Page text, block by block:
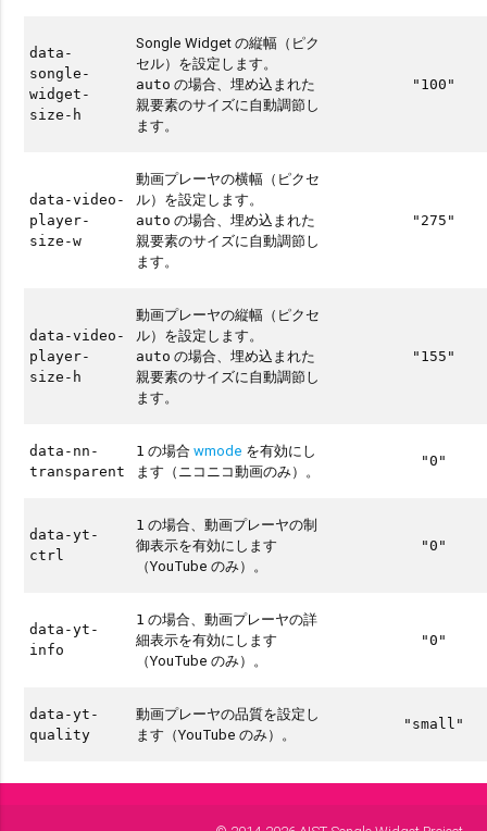
data-
songle-
widget-
size-h
Songle Widget の縦幅（ピク
セル）を設定します。
auto の場合、埋め込まれた
親要素のサイズに自動調節し
ます。
"100"
data-video-
player-
size-w
動画プレーヤの横幅（ピクセ
ル）を設定します。
auto の場合、埋め込まれた
親要素のサイズに自動調節し
ます。
"275"
data-video-
player-
size-h
動画プレーヤの縦幅（ピクセ
ル）を設定します。
auto の場合、埋め込まれた
親要素のサイズに自動調節し
ます。
"155"
data-nn-
transparent
1 の場合wmode を有効にし
ます（ニコニコ動画のみ）。
"0"
data-yt-
ctrl
1 の場合、動画プレーヤの制
御表示を有効にします
（YouTube のみ）。
"0"
data-yt-
info
1 の場合、動画プレーヤの詳
細表示を有効にします
（YouTube のみ）。
"0"
data-yt-
quality
動画プレーヤの品質を設定し
ます（YouTube のみ）。
"small"